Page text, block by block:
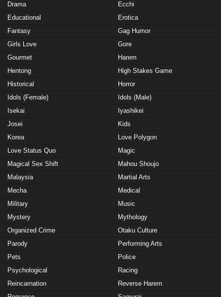
Drama
Ecchi
Educational
Erotica
Fantasy
Gag Humor
Girls Love
Gore
Gourmet
Harem
Hentong
High Stakes Game
Historical
Horror
Idols (Female)
Idols (Male)
Isekai
Iyashikei
Josei
Kids
Korea
Love Polygon
Love Status Quo
Magic
Magical Sex Shift
Mahou Shoujo
Malaysia
Martial Arts
Mecha
Medical
Military
Music
Mystery
Mythology
Organized Crime
Otaku Culture
Parody
Performing Arts
Pets
Police
Psychological
Racing
Reincarnation
Reverse Harem